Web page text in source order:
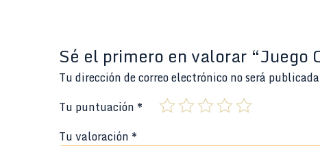
Sé el primero en valorar
Tu dirección de correo electrónico no será
Tu puntuación *
Tu valoración *